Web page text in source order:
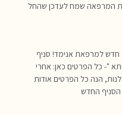
המרפאה שמח לעדכן שהחל
חדש למרפאת אנימד! סניף
"- כל הפרטים כאן: אחרי
הנה כל הפרטים אודות
החדש